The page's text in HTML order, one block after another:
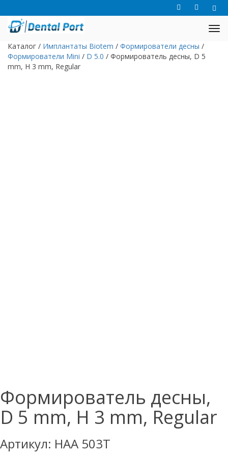
Каталог / Имплантаты Biotem / Формирователи десны /
Формирователи Mini / D 5.0 / Формирователь десны, D 5
mm, H 3 mm, Regular
Формирователь десны,
D 5 mm, H 3 mm, Regular
Артикул: HAA 503T